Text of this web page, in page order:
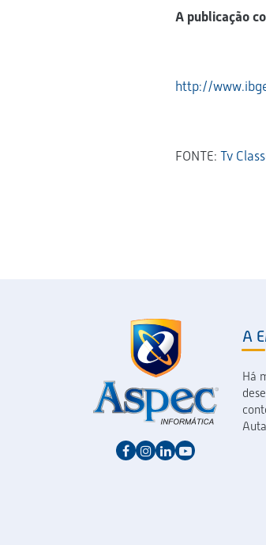
A publicação
http://
FONTE: Tv
A
Há